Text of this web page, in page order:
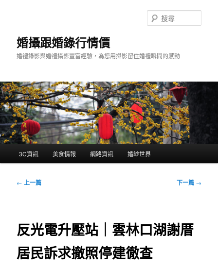
婚攝跟婚錄行情價
婚禮錄影與婚禮攝影豐富經驗，為您用攝影留住婚禮瞬間的感動
尋
3C資訊 美食情報 網路資訊 婚紗世界
文
← 上一篇 下一篇 →
反光電升壓站｜雲林口湖謝厝
居民訴求撤照停建徹查